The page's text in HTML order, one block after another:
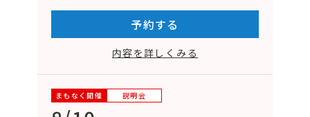
予約する
内容を詳しくみる
まもなく開催 説明会